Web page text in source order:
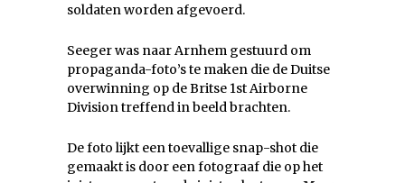
soldaten worden afgevoerd.
Seeger was naar Arnhem gestuurd om
propaganda-foto’s te maken die de Duitse
overwinning op de Britse 1st Airborne
Division treffend in beeld brachten.
De foto lijkt een toevallige snap-shot die
gemaakt is door een fotograaf die op het